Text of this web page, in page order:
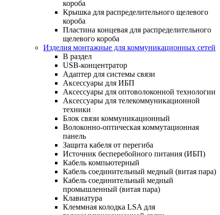
короба
Крышка для распределительного щелевого
короба
Пластина концевая для распределительного
щелевого короба
Изделия монтажные для коммуникационных сетей
В раздел
USB-концентратор
Адаптер для системы связи
Аксессуары для ИБП
Аксессуары для оптоволоконной технологии
Аксессуары для телекоммуникационной
техники
Блок связи коммуникационный
Волоконно-оптическая коммутационная
панель
Защита кабеля от перегиба
Источник бесперебойного питания (ИБП)
Кабель компьютерный
Кабель соединительный медный (витая пара)
Кабель соединительный медный
промышленный (витая пара)
Клавиатура
Клеммная колодка LSA для